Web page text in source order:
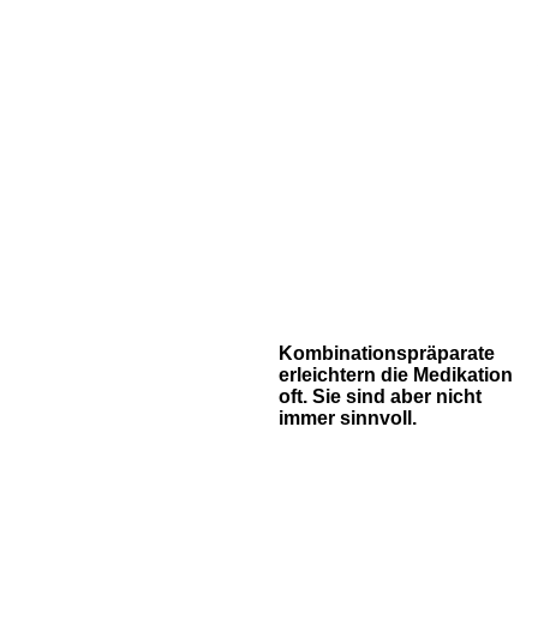
Kombinationspräparate
erleichtern die Medikation
oft. Sie sind aber nicht
immer sinnvoll.